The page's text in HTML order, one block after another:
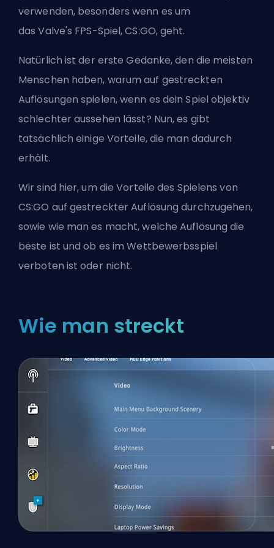
verwenden, besonders wenn es um
dasValve's FPS-Spiel, CS:GO, geht.
Natürlich ist der erste Gedanke, den die meisten
Menschen haben, warum auf gestreckten
Auflösungen spielen, wenn es dein Spiel objektiv
schlechter aussehen lässt? Nun, es gibt
tatsächlich einige Vorteile, die man dadurch
erhält.
Wir sind hier, um die Vorteile des Spielens von
CS:GO auf gestreckter Auflösung durchzugehen,
sowie wie man es macht, welche Auflösung die
beste ist und ob es im Wettbewerbsspiel
verboten ist oder nicht.
Wie man streckt